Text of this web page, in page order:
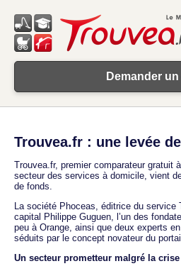
Demander
Trouvea.fr : une levée
Trouvea.fr, premier comparateur gratuit
secteur des services à domicile, vient
de fonds.
La société Phoceas, éditrice du service
capital Philippe Guguen, l’un des
peu à Orange, ainsi que deux experts
séduits par le concept novateur du
Un secteur prometteur malgré la crise